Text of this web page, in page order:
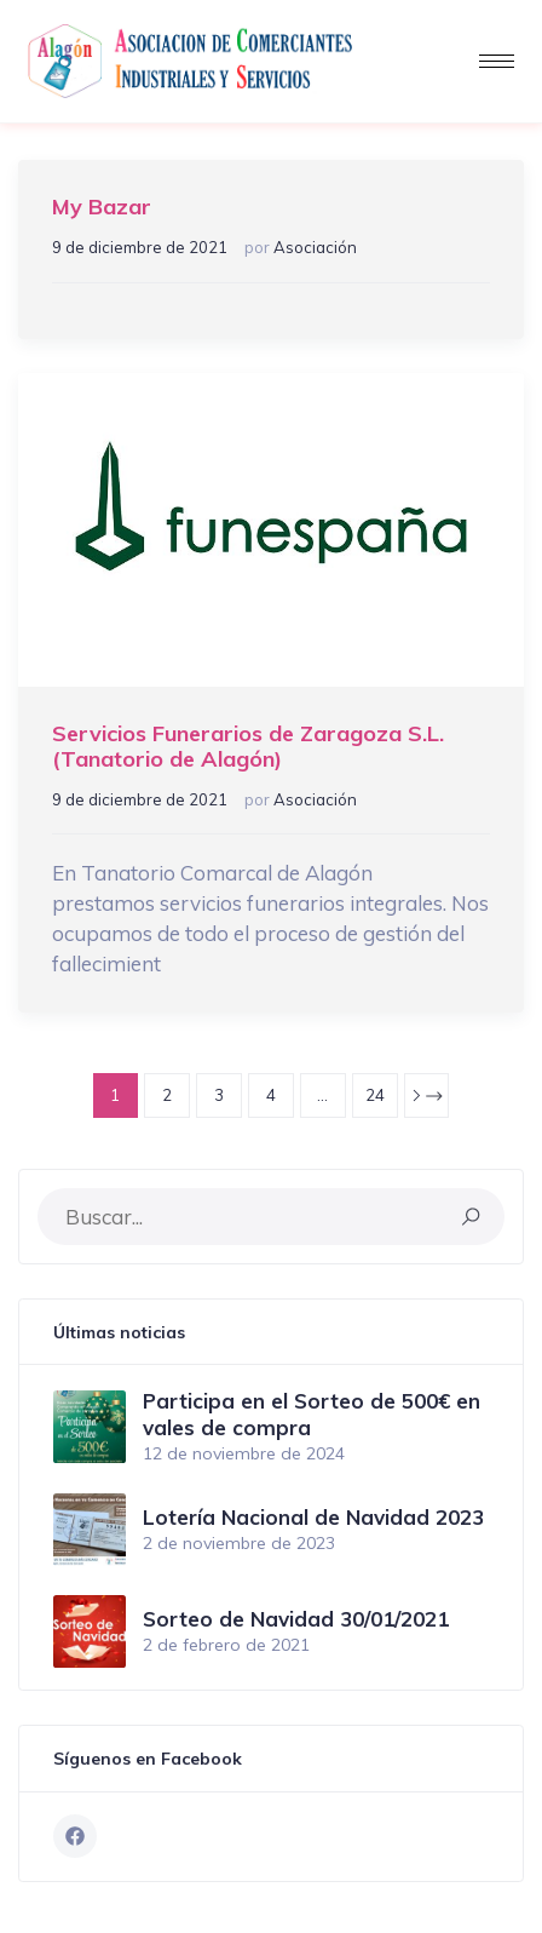
My Bazar
9 de diciembre de 2021 porAsociación
Servicios Funerarios de Zaragoza S.L.
(Tanatorio de Alagón)
9 de diciembre de 2021 porAsociación
En Tanatorio Comarcal de Alagón
prestamos servicios funerarios integrales. Nos
ocupamos de todo el proceso de gestión del
fallecimient
1 2 3 4 24
Últimas noticias
Participa en el Sorteo de 500€ en
vales de compra
12 de noviembre de 2024
Lotería Nacional de Navidad 2023
2 de noviembre de 2023
Sorteo de Navidad 30/01/2021
2 de febrero de 2021
Síguenos en Facebook